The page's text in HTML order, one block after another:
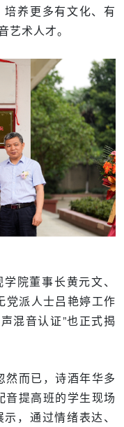
养更多有文化、有
艺术人才。
院董事长黄元文、
党派人士吕艳婷工作
混音认证”也正式揭
然而已，诗酒年华多
提高班的学生现场
，通过情绪表达、